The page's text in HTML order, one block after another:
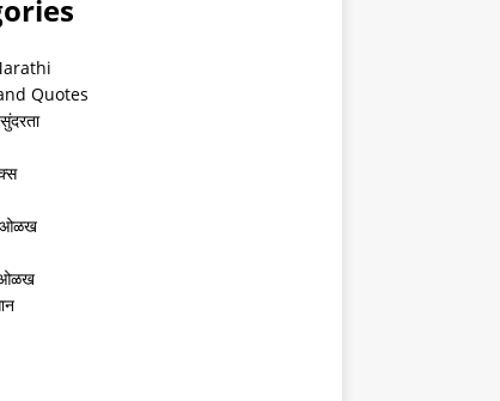
Quotes
ओळख
ओळख